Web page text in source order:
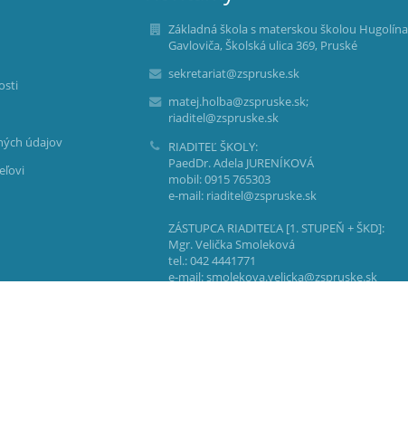
údajov
Základná škola s materskou školou Hugolína
Gavloviča, Školská ulica 369, Pruské
sekretariat@zspruske.sk
matej.holba@zspruske.sk;
riaditel@zspruske.sk
RIADITEĽ ŠKOLY:
PaedDr. Adela JURENÍKOVÁ
mobil: 0915 765303
e-mail: riaditel@zspruske.sk
ZÁSTUPCA RIADITEĽA [1. STUPEŇ + ŠKD]:
Mgr. Velička Smoleková
tel.: 042 4441771
e-mail: smolekova.velicka@zspruske.sk